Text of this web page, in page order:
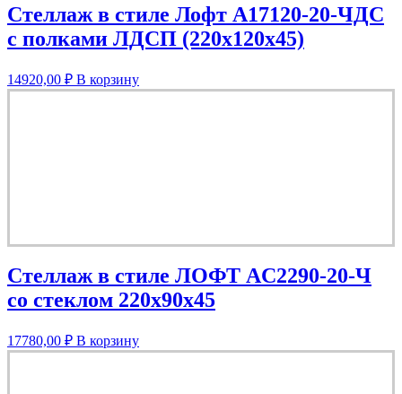
Стеллаж в стиле Лофт A17120-20-ЧДС
с полками ЛДСП (220х120х45)
14920,00 ₽ В корзину
Стеллаж в стиле ЛОФТ AС2290-20-Ч
со стеклом 220х90х45
17780,00 ₽ В корзину